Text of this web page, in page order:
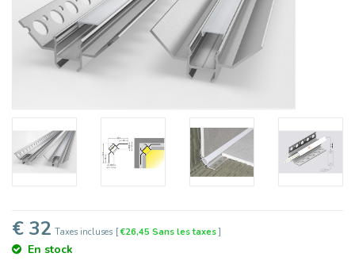
€ 32 Taxes incluses [€26,45 Sans les taxes]
En stock